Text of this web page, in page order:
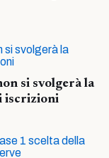
si svolgerà la
iscrizioni